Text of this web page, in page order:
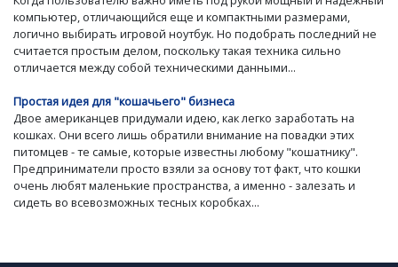
компьютер, отличающийся еще и компактными размерами,
логично выбирать игровой ноутбук. Но подобрать последний не
считается простым делом, поскольку такая техника сильно
отличается между собой техническими данными...
Простая идея для "кошачьего" бизнеса
Двое американцев придумали идею, как легко заработать на
кошках. Они всего лишь обратили внимание на повадки этих
питомцев - те самые, которые известны любому "кошатнику".
Предприниматели просто взяли за основу тот факт, что кошки
очень любят маленькие пространства, а именно - залезать и
сидеть во всевозможных тесных коробках...